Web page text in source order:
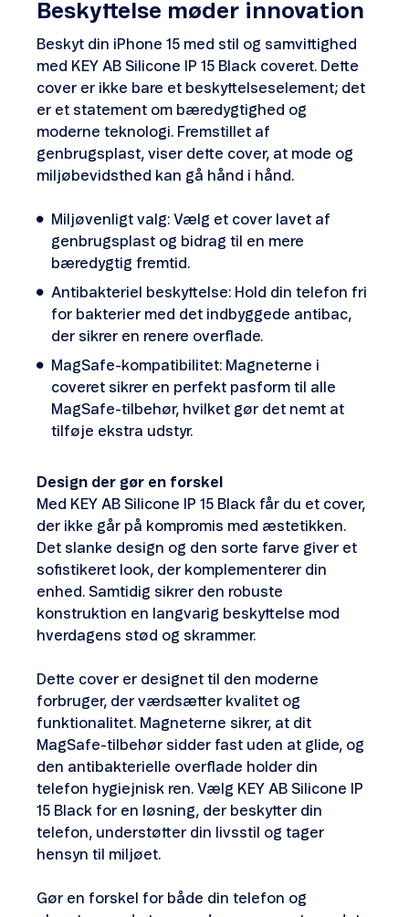
Beskyttelse møder innovation
Beskyt din iPhone 15 med stil og samvittighed
med KEY AB Silicone IP 15 Black coveret. Dette
cover er ikke bare et beskyttelseselement; det
er et statement om bæredygtighed og
moderne teknologi. Fremstillet af
genbrugsplast, viser dette cover, at mode og
miljøbevidsthed kan gå hånd i hånd.
Miljøvenligt valg: Vælg et cover lavet af
genbrugsplast og bidrag til en mere
bæredygtig fremtid.
Antibakteriel beskyttelse: Hold din telefon fri
for bakterier med det indbyggede antibac,
der sikrer en renere overflade.
MagSafe-kompatibilitet: Magneterne i
coveret sikrer en perfekt pasform til alle
MagSafe-tilbehør, hvilket gør det nemt at
tilføje ekstra udstyr.
Design der gør en forskel
Med KEY AB Silicone IP 15 Black får du et cover,
der ikke går på kompromis med æstetikken.
Det slanke design og den sorte farve giver et
sofistikeret look, der komplementerer din
enhed. Samtidig sikrer den robuste
konstruktion en langvarig beskyttelse mod
hverdagens stød og skrammer.
Dette cover er designet til den moderne
forbruger, der værdsætter kvalitet og
funktionalitet. Magneterne sikrer, at dit
MagSafe-tilbehør sidder fast uden at glide, og
den antibakterielle overflade holder din
telefon hygiejnisk ren. Vælg KEY AB Silicone IP
15 Black for en løsning, der beskytter din
telefon, understøtter din livsstil og tager
hensyn til miljøet.
Gør en forskel for både din telefon og